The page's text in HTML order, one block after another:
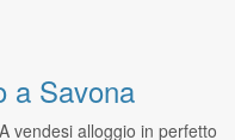
a Savona
vendesi alloggio in perfetto